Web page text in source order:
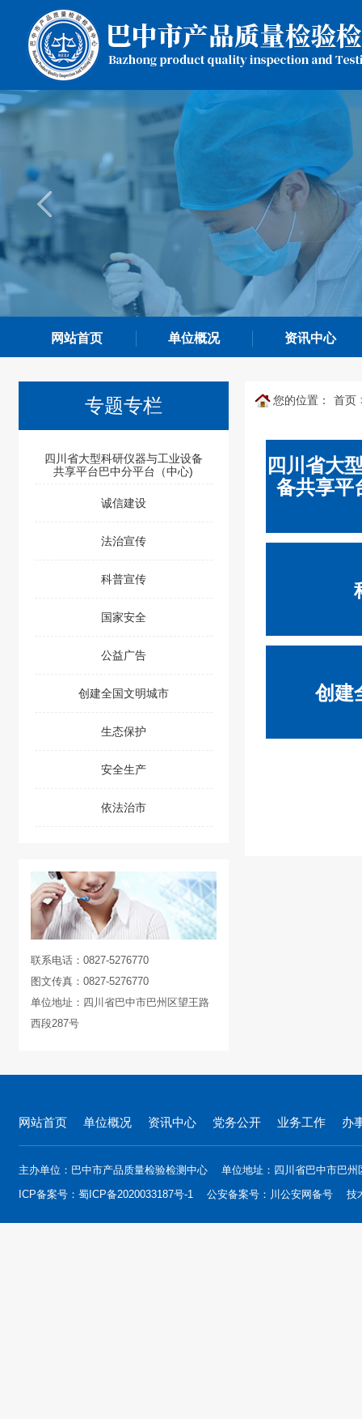
网站首页 单位概况 资讯中心
专题专栏
四川省大型科研仪器与工业设备
共享平台巴中分平台（中心)
诚信建设
法治宣传
科普宣传
国家安全
公益广告
创建全国文明城市
生态保护
安全生产
依法治市
联系电话：0827-5276770
图文传真：0827-5276770
单位地址：四川省巴中市巴州区望王路
西段287号
您的位置： 首页
四川省大
备共享平
创建
网站首页 单位概况 资讯中心 党务公开 业务工作 办
主办单位：巴中市产品质量检验检测中心
单位地址：四川省巴中市巴
ICP备案号： 蜀ICP备2020033187号-1 公安备案号： 川公安网备号 技